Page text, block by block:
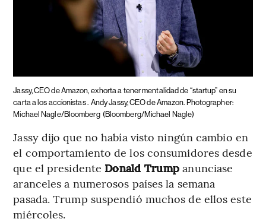
Jassy, CEO de Amazon, exhorta a tener mentalidad de “startup” en su
carta a los accionistas . Andy Jassy, CEO de Amazon. Photographer:
Michael Nagle/Bloomberg (Bloomberg/Michael Nagle)
Jassy dijo que no había visto ningún cambio en
el comportamiento de los consumidores desde
que el presidente Donald Trumpanunciase
aranceles a numerosos países la semana
pasada. Trump suspendió muchos de ellos este
miércoles.